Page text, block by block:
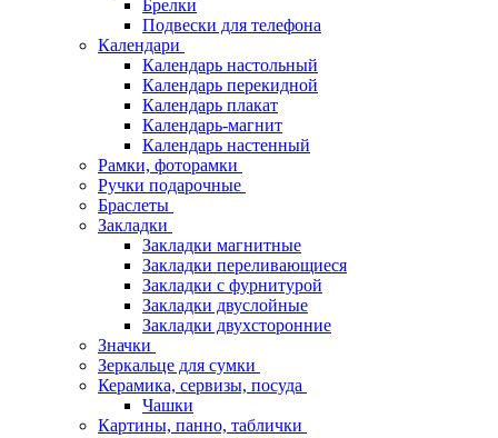
Брелки
Подвески для телефона
Календари
Календарь настольный
Календарь перекидной
Календарь плакат
Календарь-магнит
Календарь настенный
Рамки, фоторамки
Ручки подарочные
Браслеты
Закладки
Закладки магнитные
Закладки переливающиеся
Закладки с фурнитурой
Закладки двуслойные
Закладки двухсторонние
Значки
Зеркальце для сумки
Керамика, сервизы, посуда
Чашки
Картины, панно, таблички